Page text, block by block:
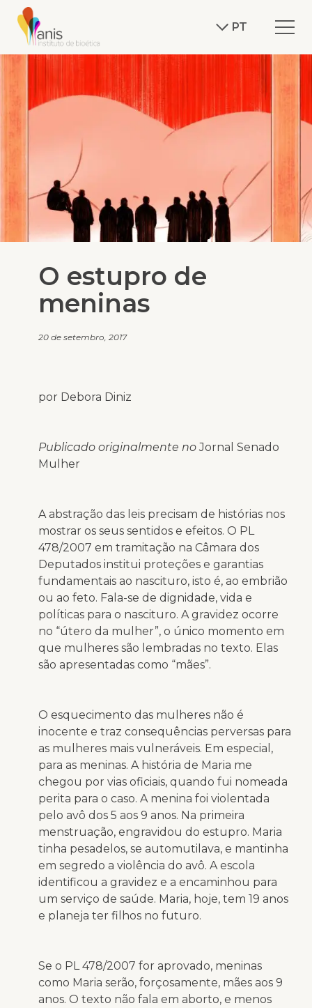
PT
O estupro de
meninas
20 de setembro, 2017
por Debora Diniz
Publicado originalmente noJornal Senado
Mulher
A abstração das leis precisam de histórias nos
mostrar os seus sentidos e efeitos. O PL
478/2007 em tramitação na Câmara dos
Deputados institui proteções e garantias
fundamentais ao nascituro, isto é, ao embrião
ou ao feto. Fala-se de dignidade, vida e
políticas para o nascituro. A gravidez ocorre
no “útero da mulher”, o único momento em
que mulheres são lembradas no texto. Elas
são apresentadas como “mães”.
O esquecimento das mulheres não é
inocente e traz consequências perversas para
as mulheres mais vulneráveis. Em especial,
para as meninas. A história de Maria me
chegou por vias oficiais, quando fui nomeada
perita para o caso. A menina foi violentada
pelo avô dos 5 aos 9 anos. Na primeira
menstruação, engravidou do estupro. Maria
tinha pesadelos, se automutilava, e mantinha
em segredo a violência do avô. A escola
identificou a gravidez e a encaminhou para
um serviço de saúde. Maria, hoje, tem 19 anos
e planeja ter filhos no futuro.
Se o PL 478/2007 for aprovado, meninas
como Maria serão, forçosamente, mães aos 9
anos. O texto não fala em aborto, e menos